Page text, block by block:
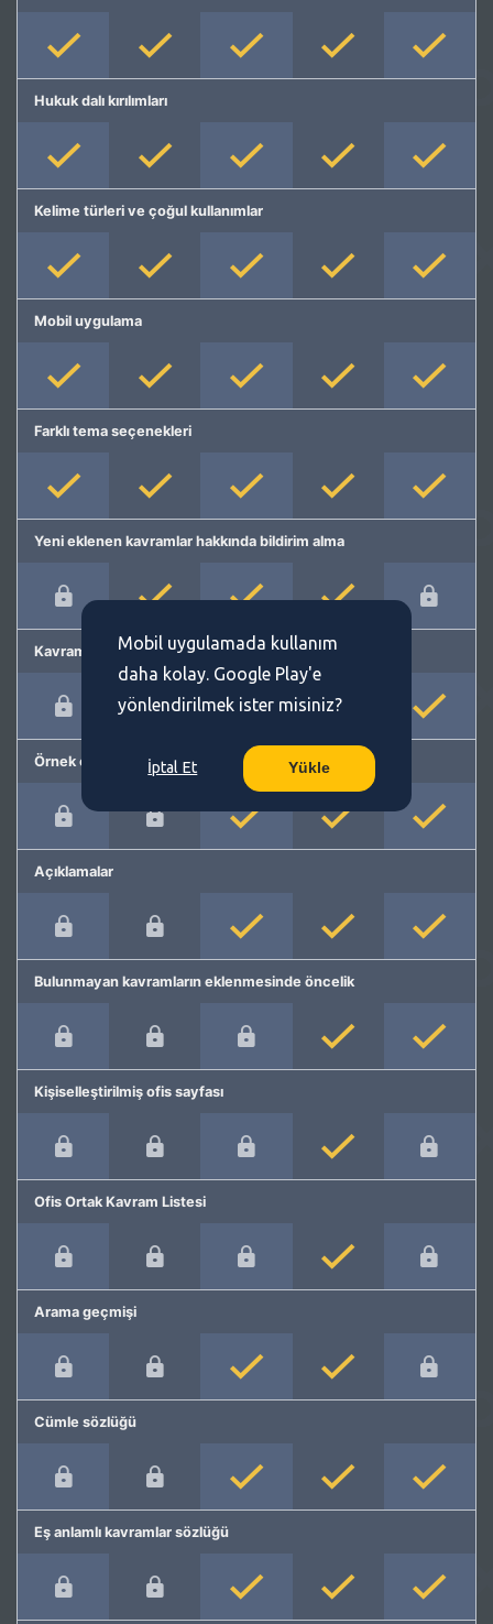
Hukuk dalı kırılımları
Kelime türleri ve çoğul kullanımlar
Mobil uygulama
Farklı tema seçenekleri
Yeni eklenen kavramlar hakkında bildirim alma
Kavram önerme
Örnek cümleler
Açıklamalar
Bulunmayan kavramların eklenmesinde öncelik
Kişiselleştirilmiş ofis sayfası
Ofis Ortak Kavram Listesi
Arama geçmişi
Cümle sözlüğü
Eş anlamlı kavramlar sözlüğü
Mobil uygulamada kullanım
daha kolay. Google Play'e
yönlendirilmek ister misiniz?
İptal Et Yükle